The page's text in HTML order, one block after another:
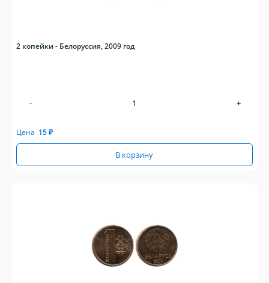
2 копейки - Белоруссия, 2009 год
- +
Цена 15₽
В корзину